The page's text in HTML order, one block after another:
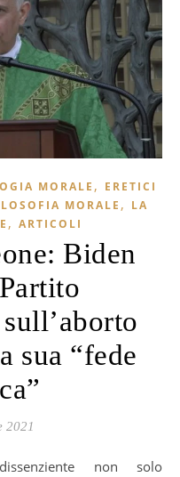
MORALE , ERETICI
MORALE , LA
, ARTICOLI
Biden
sua “fede
2021